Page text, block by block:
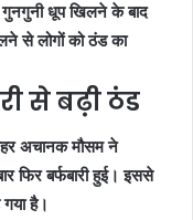
गुनगुनी धूप खिलने के बाद
से लोगों को ठंड का
से बढ़ी ठंड
अचानक मौसम ने
फिर बर्फबारी हुई। इससे
है।